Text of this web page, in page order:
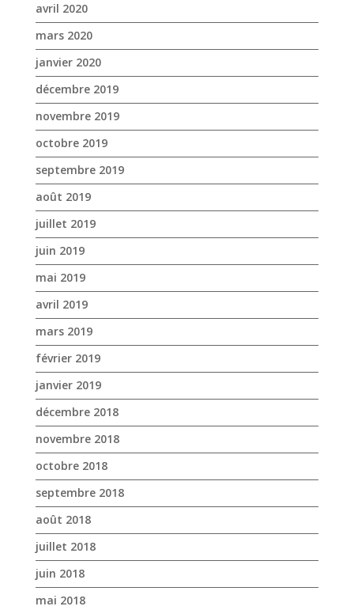
avril 2020
mars 2020
janvier 2020
décembre 2019
novembre 2019
octobre 2019
septembre 2019
août 2019
juillet 2019
juin 2019
mai 2019
avril 2019
mars 2019
février 2019
janvier 2019
décembre 2018
novembre 2018
octobre 2018
septembre 2018
août 2018
juillet 2018
juin 2018
mai 2018